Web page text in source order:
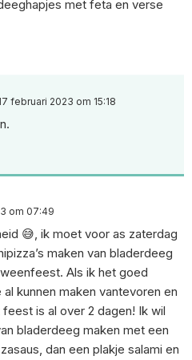
met feta en verse
februari 2023 om 15:18
om 07:49
😅, ik moet voor as zaterdag
maken van bladerdeeg
Als ik het goed
kunnen maken vantevoren en
is al over 2 dagen! Ik wil
bladerdeeg maken met een
dan een plakje salami en